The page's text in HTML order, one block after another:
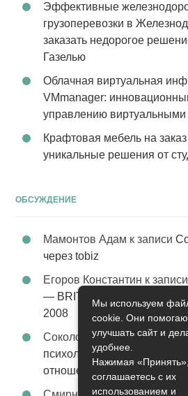
Эффективные
грузоперевозки в
заказать недорогое
Газелью
Облачная виртуальная
VMmanager:
управлению
Крафтовая мебель на
уникальные решения от
ОБСУЖДЕНИЕ
Мамонтов Адам к записи
через tobiz
Егоров Константин к
— BRITAX Evolva 1-2-3 (1-
2008
Соколова Эльзак записи
психолога – стабильность
отношениях
Мы используем
cookie. Они
улучшать сайт и
удобнее.
Нажимая
соглашаетесь с их
использованием и